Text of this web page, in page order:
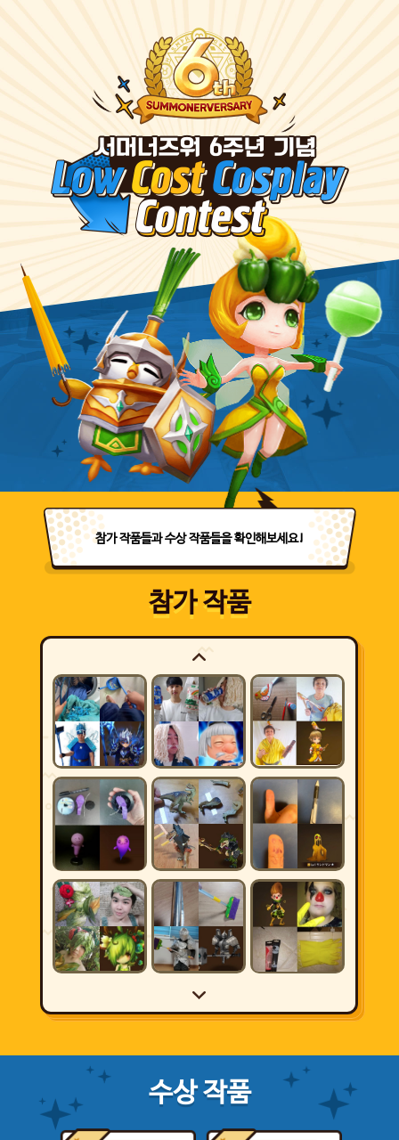
참가 작품들과 수상 작품들을 확인해보세요!
참가 작품
수상 작품